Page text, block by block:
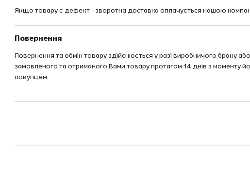
Якщо товару є дефект - зворотна доставка оплачується нашою
Повернення
Повернення та обмін товару здійснюється у разі виробничого браку
замовленого та отриманого Вами товару протягом 14 днів з моменту
покупцем.